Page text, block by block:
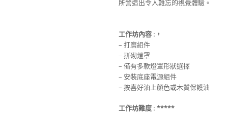
所營造出令人難忘的視覺體驗。
工作坊內容 :，
– 打磨組件
– 拼砌燈罩
– 備有多款燈罩形狀選擇
– 安裝底座電源組件
– 按喜好油上顏色或木質保護油
工作坊難度 : *****